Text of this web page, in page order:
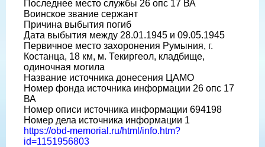
Последнее место службы 26 опс 17 ВА
Воинское звание сержант
Причина выбытия погиб
Дата выбытия между 28.01.1945 и 09.05.1945
Первичное место захоронения Румыния, г.
Костанца, 18 км, м. Текиргеол, кладбище,
одиночная могила
Название источника донесения ЦАМО
Номер фонда источника информации 26 опс 17
ВА
Номер описи источника информации 694198
Номер дела источника информации 1
https://obd-memorial.ru/html/info.htm?
id=1151956803